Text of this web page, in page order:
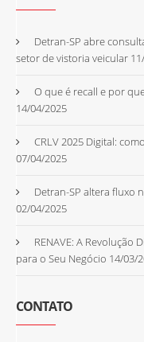
Detran-SP abre
setor de vistoria veicular
O que é recall e por
14/04/2025
CRLV 2025 Digital:
07/04/2025
Detran-SP altera fluxo
02/04/2025
RENAVE: A
para o Seu Negócio 14/03/
CONTATO